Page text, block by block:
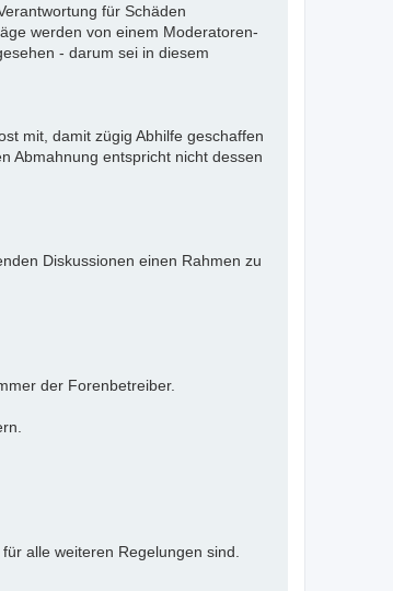
für Schäden
werden von einem Moderatoren-
- darum sei in diesem
mit, damit zügig Abhilfe geschaffen
Abmahnung entspricht nicht dessen
Diskussionen einen Rahmen zu
der Forenbetreiber.
alle weiteren Regelungen sind.